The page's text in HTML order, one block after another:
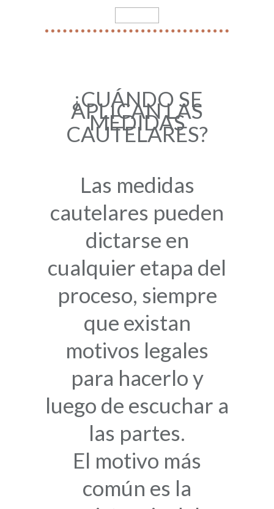
¿CUÁNDO SE
APLICAN LAS
MEDIDAS
CAUTELARES?
Las medidas
cautelares pueden
dictarse en
cualquier etapa del
proceso, siempre
que existan
motivos legales
para hacerlo y
luego de escuchar a
las partes.
El motivo más
común es la